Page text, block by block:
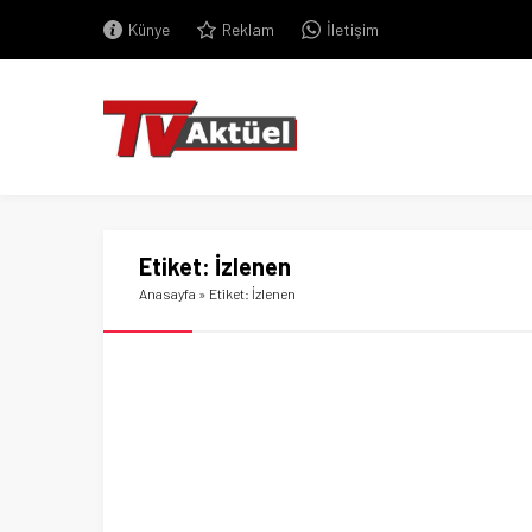
Künye Reklam İletişim
Etiket: İzlenen
Anasayfa » Etiket: İzlenen